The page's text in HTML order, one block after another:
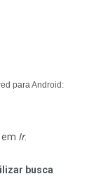
para Android:
Ir.
busca